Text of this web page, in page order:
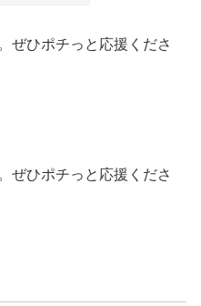
ぜひポチっと応援くださ
ぜひポチっと応援くださ